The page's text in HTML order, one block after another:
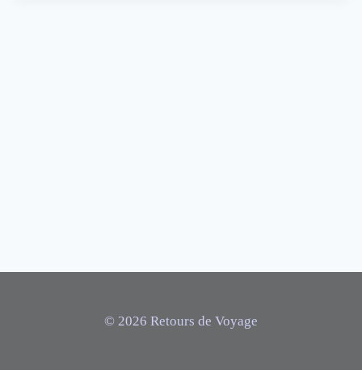
© 2026 Retours de Voyage